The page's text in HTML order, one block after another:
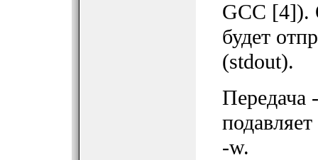
GCC [4]).
будет
(stdout).
Передача
-w.